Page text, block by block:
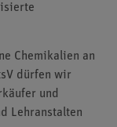
Chemikalien an
dürfen wir
und
Lehranstalten